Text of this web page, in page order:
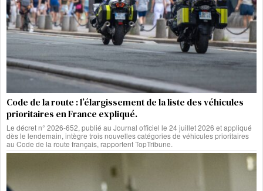
Code de la route : l’élargissement de la liste des véhicules
prioritaires en France expliqué.
Le décret n° 2026-652, publié au Journal officiel le 24 juillet 2026 et appliqué
dès le lendemain, intègre trois nouvelles catégories de véhicules prioritaires
au Code de la route français, rapportent TopTribune.